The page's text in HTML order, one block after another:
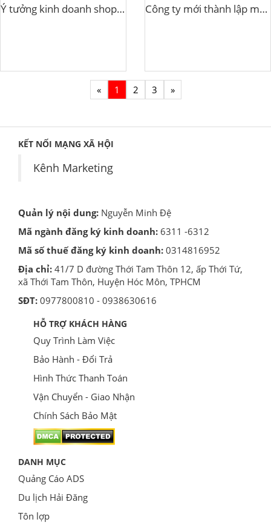
Ý tưởng kinh doanh shop quần áo với vốn 400 triệu đồng Công ty mới thành lập muốn vay vốn ngân hàng được không?
« 1 2 3 »
KẾT NỐI MẠNG XÃ HỘI
Kênh Marketing
Quản lý nội dung: Nguyễn Minh Đệ
Mã ngành đăng ký kinh doanh: 6311 -6312
Mã số thuế đăng ký kinh doanh: 0314816952
Địa chỉ: 41/7 D đường Thới Tam Thôn 12, ấp Thới Tứ,
xã Thới Tam Thôn, Huyện Hóc Môn, TPHCM
SĐT: 0977800810 - 0938630616
HỖ TRỢ KHÁCH HÀNG
Quy Trình Làm Việc
Bảo Hành - Đổi Trả
Hình Thức Thanh Toán
Vận Chuyển - Giao Nhận
Chính Sách Bảo Mật
DANH MỤC
Quảng Cáo ADS
Du lịch Hải Đăng
Tôn lợp